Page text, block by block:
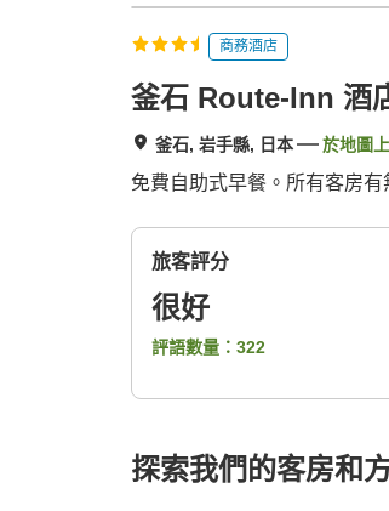
商務酒店
釜石 Route-Inn 酒
釜石, 岩手縣, 日本 於地圖
免費自助式早餐。所有客房
旅客評分
很好
評語數量： 322
探索我們的客房和